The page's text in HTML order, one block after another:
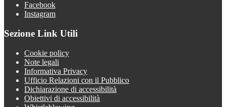
Facebook
Instagram
Sezione Link Utili
Cookie policy
Note legali
Informativa Privacy
Ufficio Relazioni con il Pubblico
Dichiarazione di accessibilità
Obiettivi di accessibilità